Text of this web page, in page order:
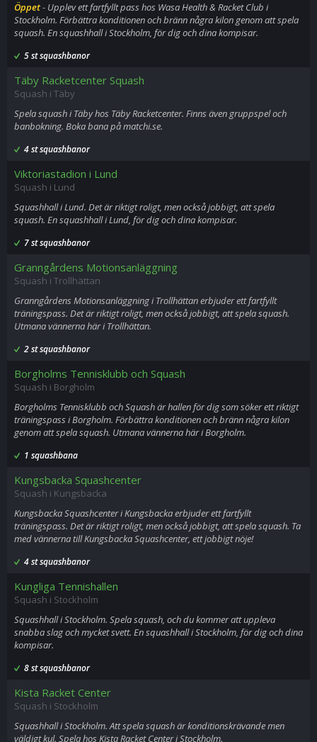
Öppet- Upplev ett fartfyllt pass hos Wasa Health & Racket Club i
Stockholm. Förbättra konditionen och bränn några kilon genom att spela
squash. En squashhall i Stockholm, för dig och dina kompisar.
5 st squashbanor
Täby Racketcenter Squash
Squash i Täby
Spela squash i Täby hos Täby Racketcenter. Finns även gruppspel och
banbokning. Boka bana på matchi.se.
4 st squashbanor
Viktoriastadion i Lund
Squash i Lund
Squashhall i Lund. Det är riktigt roligt, men också jobbigt, att spela
squash. En squashhall i Lund, för dig och dina kompisar.
7 st squashbanor
Granngårdens Motionsanläggning
Squash i Trollhättan
Granngårdens Motionsanläggning i Trollhättan erbjuder ett fartfyllt
träningspass. Det är riktigt roligt, men också jobbigt, att spela squash.
Utmana vännerna här i Trollhättan.
2 st squashbanor
Borgholms Tennisklubb och Squash
Squash i Borgholm
Borgholms Tennisklubb och Squash är hallen för dig som söker ett riktigt
träningspass i Borgholm. Förbättra konditionen och bränn några kilon
genom att spela squash. Utmana vännerna här i Borgholm.
1 squashbana
Kungsbacka Squashcenter
Squash i Kungsbacka
Kungsbacka Squashcenter i Kungsbacka erbjuder ett fartfyllt
träningspass. Det är riktigt roligt, men också jobbigt, att spela squash. Ta
med vännerna till Kungsbacka Squashcenter, ett jobbigt nöje!
4 st squashbanor
Kungliga Tennishallen
Squash i Stockholm
Squashhall i Stockholm. Spela squash, och du kommer att uppleva
snabba slag och mycket svett. En squashhall i Stockholm, för dig och dina
kompisar.
8 st squashbanor
Kista Racket Center
Squash i Stockholm
Squashhall i Stockholm. Att spela squash är konditionskrävande men
väldigt kul. Spela hos Kista Racket Center i Stockholm.